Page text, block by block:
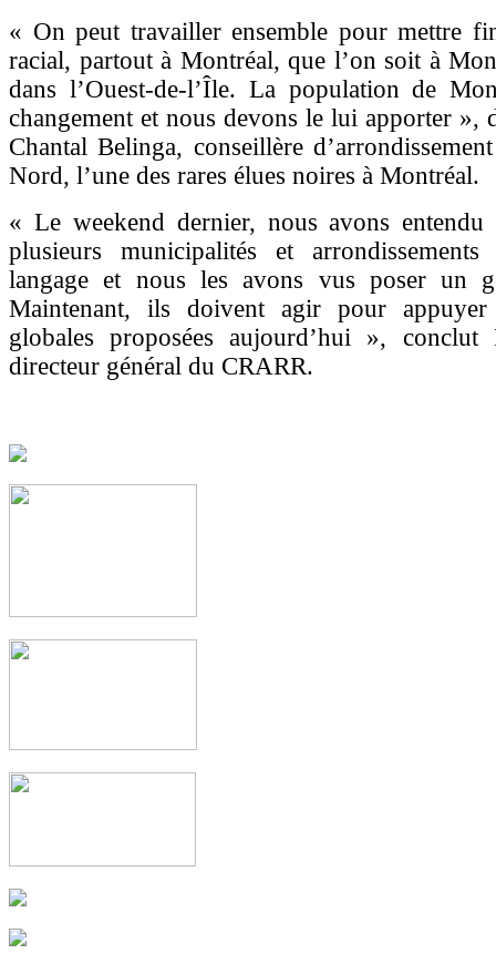
« On peut travailler ensemble pour mettre
racial, partout à Montréal, que l’on soit à
dans l’Ouest-de-l’Île. La population de
changement et nous devons le lui apporter »,
Chantal Belinga, conseillère
Nord, l’une des rares élues noires à Montréal.
« Le weekend dernier, nous avons entendu
plusieurs municipalités et
langage et nous les avons vus poser un
Maintenant, ils doivent agir pour appuyer
globales proposées aujourd’hui »,
directeur général du CRARR.